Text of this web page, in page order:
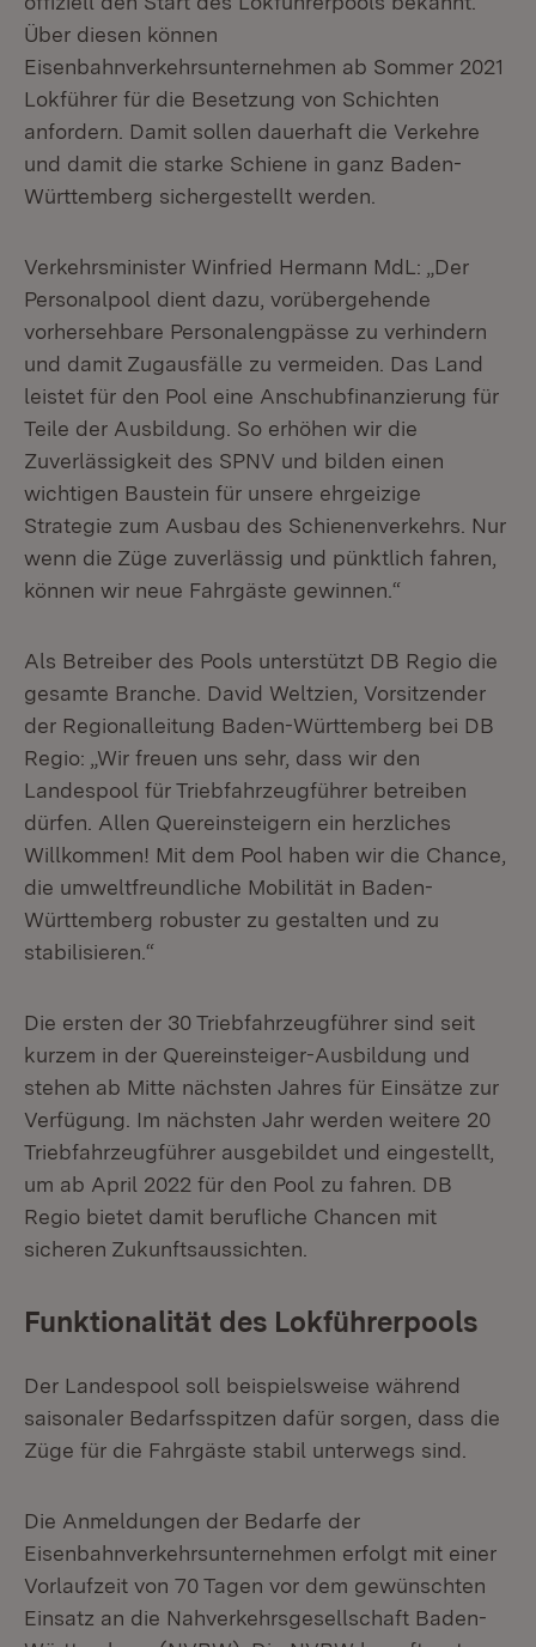
Über diesen können
Eisenbahnverkehrsunternehmen ab Sommer 2021
Lokführer für die Besetzung von Schichten
anfordern. Damit sollen dauerhaft die Verkehre
und damit die starke Schiene in ganz Baden-
Württemberg sichergestellt werden.
Verkehrsminister Winfried Hermann MdL: „Der
Personalpool dient dazu, vorübergehende
vorhersehbare Personalengpässe zu verhindern
und damit Zugausfälle zu vermeiden. Das Land
leistet für den Pool eine Anschubfinanzierung für
Teile der Ausbildung. So erhöhen wir die
Zuverlässigkeit des SPNV und bilden einen
wichtigen Baustein für unsere ehrgeizige
Strategie zum Ausbau des Schienenverkehrs. Nur
wenn die Züge zuverlässig und pünktlich fahren,
können wir neue Fahrgäste gewinnen.“
Als Betreiber des Pools unterstützt DB Regio die
gesamte Branche. David Weltzien, Vorsitzender
der Regionalleitung Baden-Württemberg bei DB
Regio: „Wir freuen uns sehr, dass wir den
Landespool für Triebfahrzeugführer betreiben
dürfen. Allen Quereinsteigern ein herzliches
Willkommen! Mit dem Pool haben wir die Chance,
die umweltfreundliche Mobilität in Baden-
Württemberg robuster zu gestalten und zu
stabilisieren.“
Die ersten der 30 Triebfahrzeugführer sind seit
kurzem in der Quereinsteiger-Ausbildung und
stehen ab Mitte nächsten Jahres für Einsätze zur
Verfügung. Im nächsten Jahr werden weitere 20
Triebfahrzeugführer ausgebildet und eingestellt,
um ab April 2022 für den Pool zu fahren. DB
Regio bietet damit berufliche Chancen mit
sicheren Zukunftsaussichten.
Funktionalität des Lokführerpools
Der Landespool soll beispielsweise während
saisonaler Bedarfsspitzen dafür sorgen, dass die
Züge für die Fahrgäste stabil unterwegs sind.
Die Anmeldungen der Bedarfe der
Eisenbahnverkehrsunternehmen erfolgt mit einer
Vorlaufzeit von 70 Tagen vor dem gewünschten
Einsatz an die Nahverkehrsgesellschaft Baden-